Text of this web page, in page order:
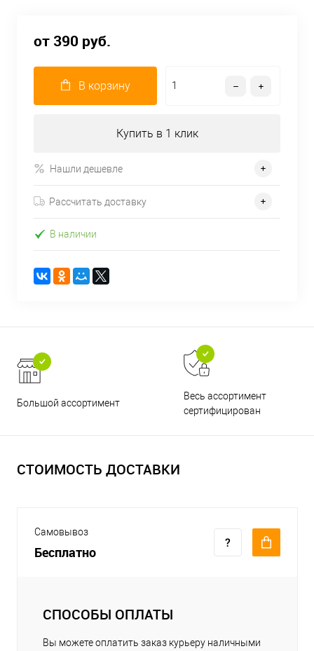
от 390 руб.
В корзину
Купить в 1 клик
Нашли дешевле
Рассчитать доставку
В наличии
Большой ассортимент
Весь ассортимент
сертифицирован
СТОИМОСТЬ ДОСТАВКИ
Самовывоз
Бесплатно
СПОСОБЫ ОПЛАТЫ
Вы можете оплатить заказ курьеру наличными